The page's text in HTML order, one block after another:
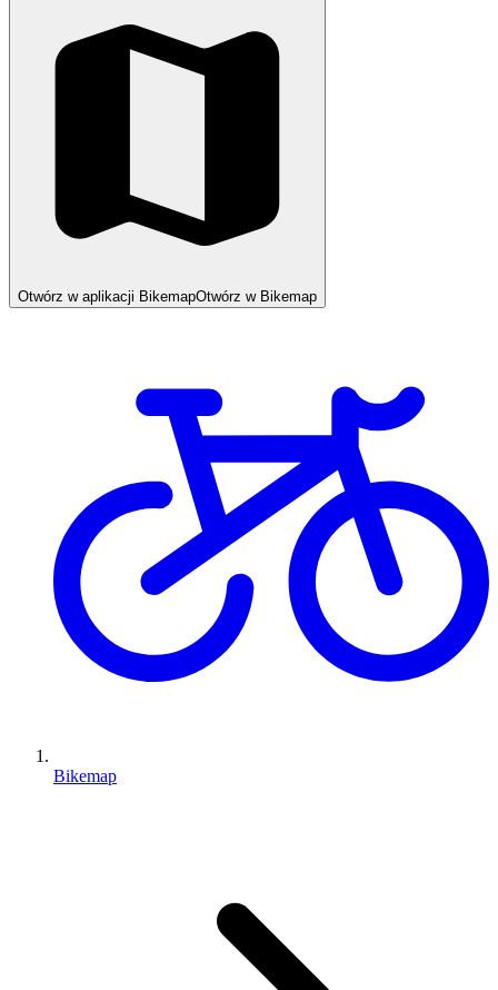
Otwórz w aplikacji BikemapOtwórz w Bikemap
Bikemap